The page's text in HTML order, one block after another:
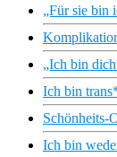
„Für sie bin
„Ich bin
Ich bin
Schönheits-
Ich bin